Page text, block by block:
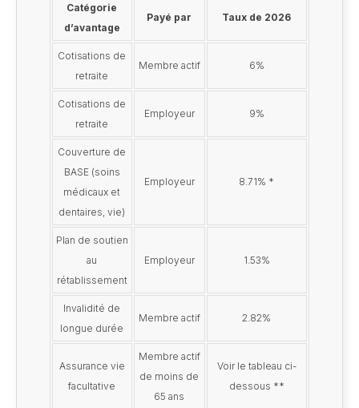
Catégorie
d’avantage
Payé par Taux de 2026
Cotisations de
retraite
Membre actif 6%
Cotisations de
retraite
Employeur 9%
Couverture de
BASE (soins
médicaux et
dentaires, vie)
Employeur 8.71% *
Plan de soutien
au
rétablissement
Employeur 1.53%
Invalidité de
longue durée
Membre actif 2.82%
Assurance vie
facultative
Membre actif
de moins de
65 ans
Voir le tableau ci-
dessous **